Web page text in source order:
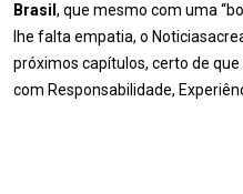
Brasil , que mesmo com uma
lhe falta empatia, o
próximos capítulos, certo de
com Responsabilidade,